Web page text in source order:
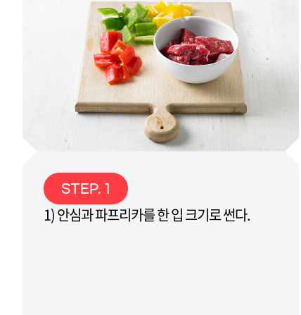
STEP. 1
1) 안심과 파프리카를 한 입 크기로 썬다.